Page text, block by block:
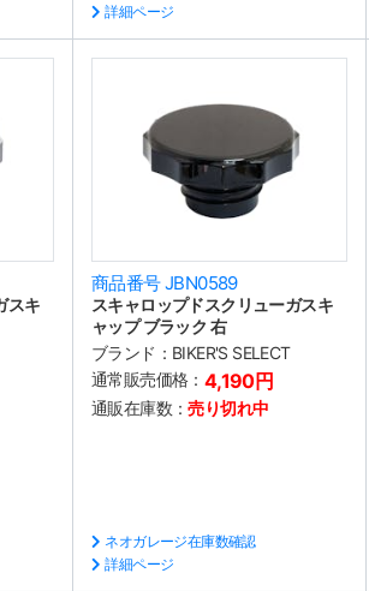
詳細ページ
スキ
商品番号 JBN0589
スキャロップドスクリューガスキ
ャップ ブラック 右
ブランド： BIKER'S SELECT
通常販売価格： 4,190円
通販在庫数：売り切れ中
ネオガレージ在庫数確認
詳細ページ